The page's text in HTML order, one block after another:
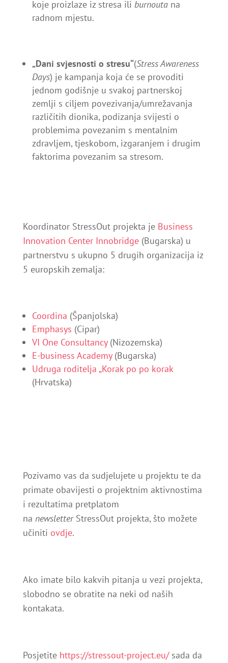
koje proizlaze iz stresa ili burnoutana
radnom mjestu.
„Dani svjesnosti o stresu“(Stress Awareness
Days) je kampanja koja će se provoditi
jednom godišnje u svakoj partnerskoj
zemlji s ciljem povezivanja/umrežavanja
različitih dionika, podizanja svijesti o
problemima povezanim s mentalnim
zdravljem, tjeskobom, izgaranjem i drugim
faktorima povezanim sa stresom.
Koordinator StressOut projekta je Business
Innovation Center Innobridge(Bugarska) u
partnerstvu s ukupno 5 drugih organizacija iz
5 europskih zemalja:
Coordina (Španjolska)
Emphasys (Cipar)
VI One Consultancy(Nizozemska)
E-business Academy(Bugarska)
Udruga roditelja „Korak po po korak
(Hrvatska)
Pozivamo vas da sudjelujete u projektu te da
primate obavijesti o projektnim aktivnostima
i rezultatima pretplatom
na newsletterStressOut projekta, što možete
učiniti ovdje.
Ako imate bilo kakvih pitanja u vezi projekta,
slobodno se obratite na neki od naših
kontakata.
Posjetite https://stressout-project.eu/sada da